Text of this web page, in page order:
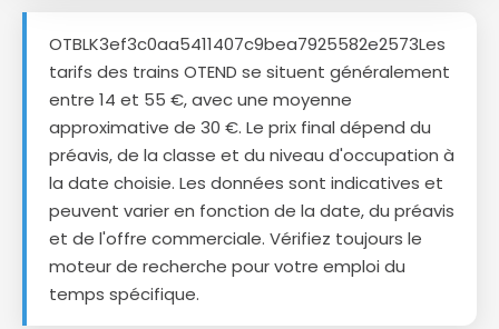
OTBLK3ef3c0aa5411407c9bea7925582e2573Les
tarifs des trains OTEND se situent généralement
entre 14 et 55 €, avec une moyenne
approximative de 30 €. Le prix final dépend du
préavis, de la classe et du niveau d'occupation à
la date choisie. Les données sont indicatives et
peuvent varier en fonction de la date, du préavis
et de l'offre commerciale. Vérifiez toujours le
moteur de recherche pour votre emploi du
temps spécifique.